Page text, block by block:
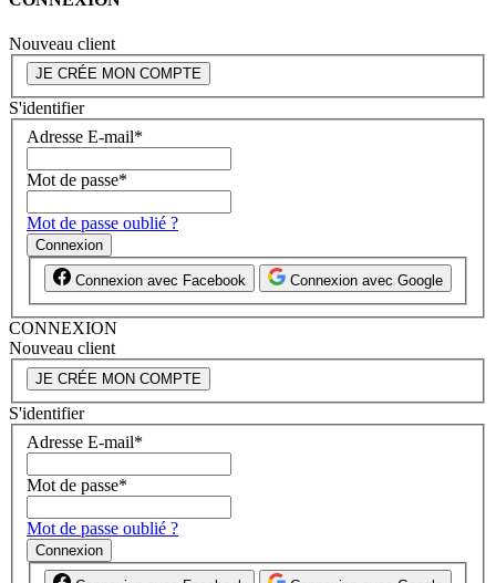
Nouveau client
JE CRÉE MON COMPTE
S'identifier
Adresse E-mail*
Mot de passe*
Mot de passe oublié ?
Connexion
Connexion avec Facebook Connexion avec Google
CONNEXION
Nouveau client
JE CRÉE MON COMPTE
S'identifier
Adresse E-mail*
Mot de passe*
Mot de passe oublié ?
Connexion